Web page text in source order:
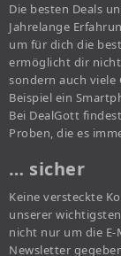
Die besten Deals
Jahrelange
um für dich die
ermöglicht dir
sondern auch viele
Beispiel ein
Bei DealGott
Proben, die es
… sicher
Keine versteckte
unserer
nicht nur um die E-
Newsletter